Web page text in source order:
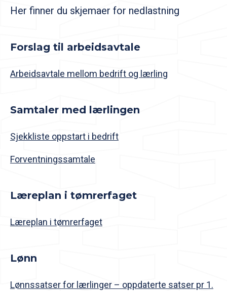
Her finner du skjemaer for nedlastning
Forslag til arbeidsavtale
Arbeidsavtale mellom bedrift og lærling
Samtaler med lærlingen
Sjekkliste oppstart i bedrift
Forventningssamtale
Læreplan i tømrerfaget
Læreplan i tømrerfaget
Lønn
Lønnssatser for lærlinger – oppdaterte satser pr 1.